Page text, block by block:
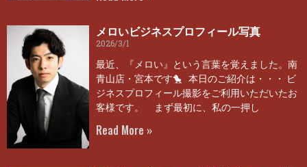
メロいビジネスプロフィール写真
2026/3/1
最近、『メロい』という言葉を覚えました。南
青山店・宮本です🐤 本日のご紹介は・・・ ビ
ジネスプロフィール撮影をご利用いただいたお
客様です。 まず最初に、私の一押し
Read More »